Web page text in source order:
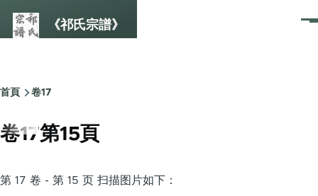
《祁氏宗譜》
選
Breadcrumb
首頁 卷17
卷17第15頁
第 17 卷 - 第 15 页 扫描图片如下：